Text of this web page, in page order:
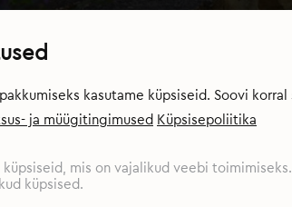
Me usume
kasutame küpsiseid. Soovi korral
ja müügitingimused Küpsisepoliitika
küpsiseid, mis on vajalikud veebi
küpsised.